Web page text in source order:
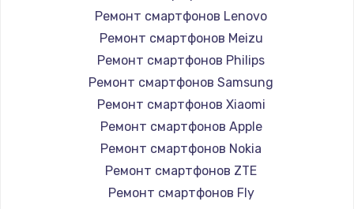
Ремонт смартфонов Lenovo
Ремонт смартфонов Meizu
Ремонт смартфонов Philips
Ремонт смартфонов Samsung
Ремонт смартфонов Xiaomi
Ремонт смартфонов Apple
Ремонт смартфонов Nokia
Ремонт смартфонов ZTE
Ремонт смартфонов Fly